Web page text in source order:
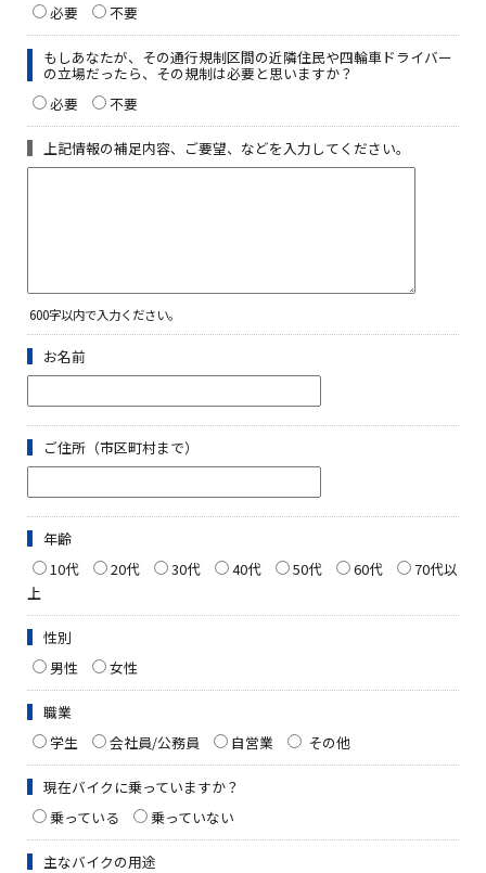
必要
不要
もしあなたが、その通行規制区間の近隣住民や四輪車ドライバー
の立場だったら、その規制は必要と思いますか？
必要
不要
上記情報の補足内容、ご要望、などを入力してください。
600字以内で入力ください。
お名前
ご住所（市区町村まで）
年齢
10代
20代 30代 40代 50代 60代
70代以
上
性別
男性
女性
職業
学生
会社員/公務員 自営業 その他
現在バイクに乗っていますか？
乗っている
乗っていない
主なバイクの用途